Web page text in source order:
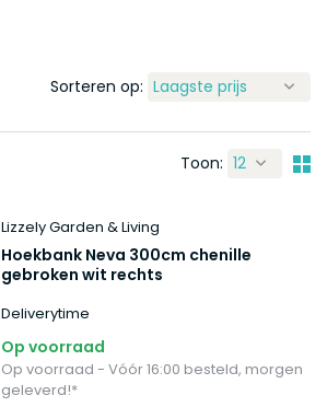
Toon:
Sorteren op:
Lizzely Garden & Living
Hoekbank Neva 300cm chenille
gebroken wit rechts
Deliverytime
Op voorraad
Op voorraad - Vóór 16:00 besteld, morgen
geleverd!*